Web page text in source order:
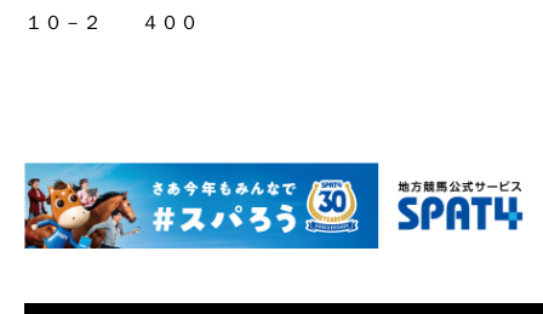
１０－２ ４００